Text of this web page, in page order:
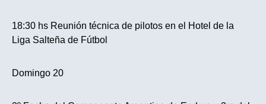
18:30 hs Reunión técnica de pilotos en el Hotel de la
Liga Salteña de Fútbol
Domingo 20